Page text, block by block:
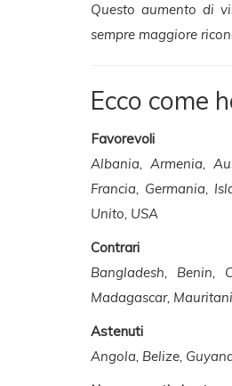
Questo aumento di
sempre maggiore
Ecco come
Favorevoli
Albania, Armenia,
Francia, Germania,
Unito, USA
Contrari
Bangladesh, Benin,
Madagascar,
Astenuti
Angola, Belize,